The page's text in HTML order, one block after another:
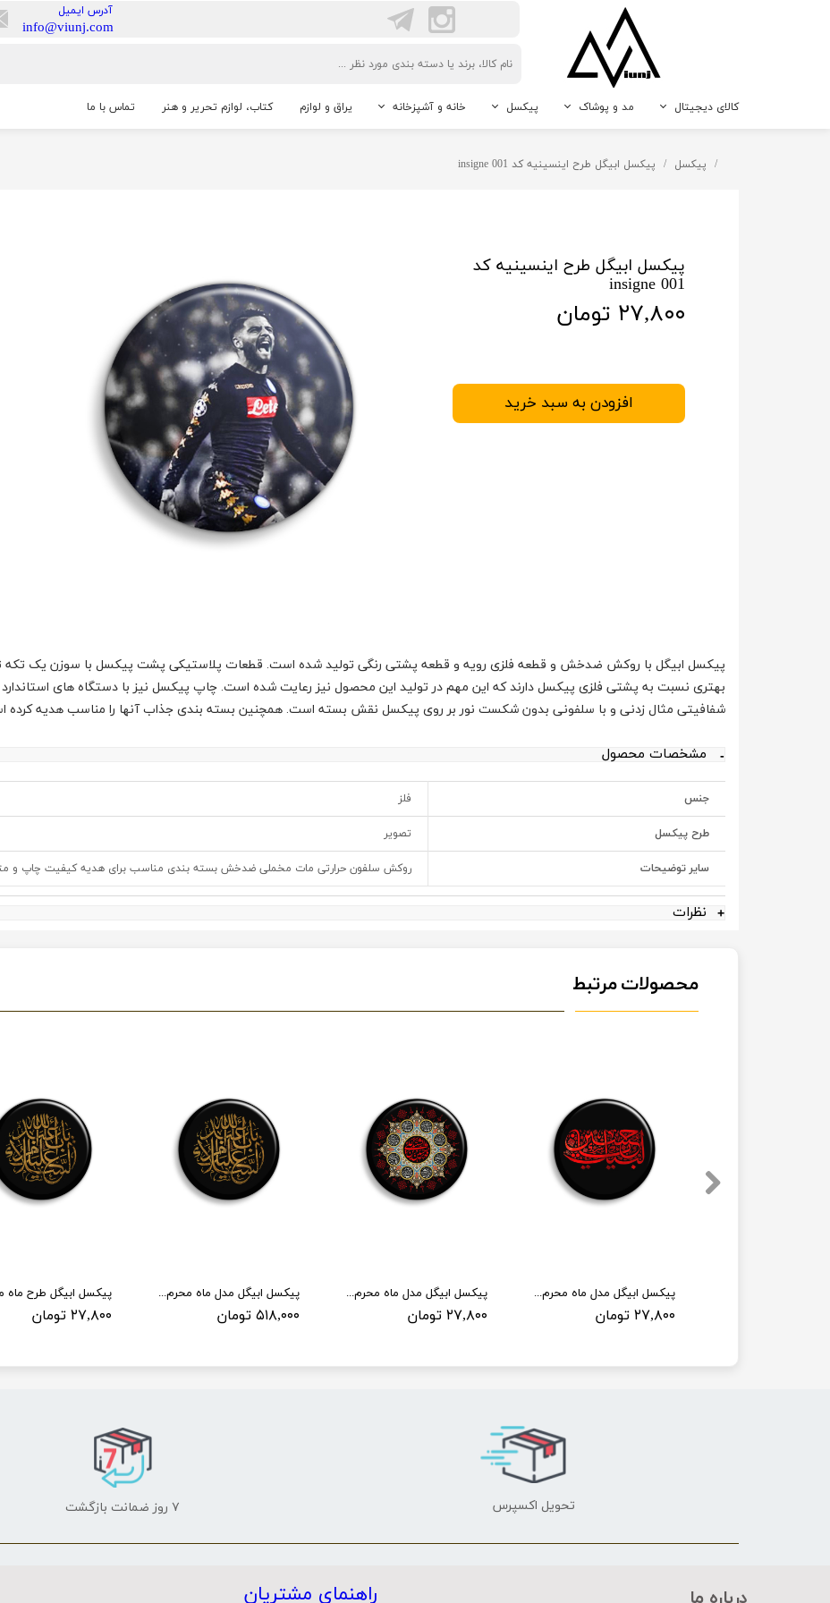
کالای دیجیتال مد و پوشاک پیکسل خانه و آشپزخانه یراق و لوازم کتاب، لوازم تحریر و هنر تماس با ما
​آدرس ایمیل
info@viunj.com
پیکسل پیکسل ابیگل طرح اینسینیه کد insigne 001
پیکسل ابیگل طرح اینسینیه کد
insigne 001
۲۷,۸۰۰ تومان
افزودن به سبد خرید
پیکسل ابیگل با روکش ضدخش و قطعه فلزی رویه و قطعه پشتی رنگی تولید شده است. قطعات پلاستیکی پشت پیکسل با سوزن یک تکه
بهتری نسبت به پشتی فلزی پیکسل دارند که این مهم در تولید این محصول نیز رعایت شده است. چاپ پیکسل نیز با دستگاه های
شفافیتی مثال زدنی و با سلفونی بدون شکست نور بر روی پیکسل نقش بسته است. همچنین بسته بندی جذاب آنها را مناسب هدیه کرده
مشخصات محصول
جنس فلز
طرح پیکسل تصویر
سایر توضیحات روکش سلفون حرارتی مات مخملی ضدخش بسته بندی مناسب برای هدیه کیفیت چاپ و
نظرات
محصولات مرتبط
۲۷,۸۰۰ تومان
پیکسل ابیگل مدل ماه محرم کد 001 بسته 50 عددی
۵۱۸,۰۰۰ تومان
پیکسل ابیگل مدل ماه محرم کد 002
۲۷,۸۰۰ تومان
پیکسل ابیگل مدل ماه محرم کد 004
۲۷,۸۰۰ تومان
راهنمای مشتریان
تحویل اکسپرس ۷ روز ضمانت بازگشت